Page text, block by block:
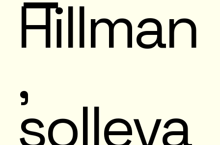
Hillman
,
solleva